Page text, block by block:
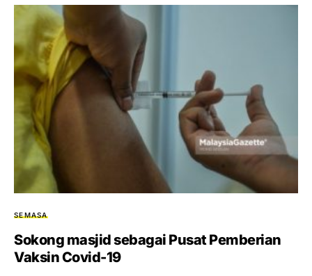
SEMASA
Sokong masjid sebagai Pusat Pemberian
Vaksin Covid-19